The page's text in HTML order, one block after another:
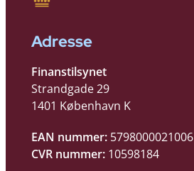
Adresse
Finanstilsynet
Strandgade 29
1401 København K
EAN nummer: 5798000021006
CVR nummer: 10598184